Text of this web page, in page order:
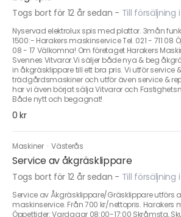
Togs bort för 12 år sedan - Till
Nyservad elektrolux spis med plattor. 3mån
1500:- Harakers maskinservice Tel. 021 - 711 08
08 - 17 Välkomna! Om företaget Harakers
Svennes Vitvaror.Vi säljer både nya & beg
in åkgräsklippare till ett bra pris. Vi utför service
trädgårdsmaskiner och utför även service &
har vi även börjat sälja Vitvaror och
Både nytt och begagnat!
0 kr
Maskiner ·Västerås
Service av åkgräsklippare
Togs bort för 12 år sedan - Till försäljning
Service av Åkgräsklippare/Gräsklippare utförs
maskinservice. Från 700 kr/nettopris. Harakers
Öppettider: Vardagar 08:00-17:00 Skråmsta,